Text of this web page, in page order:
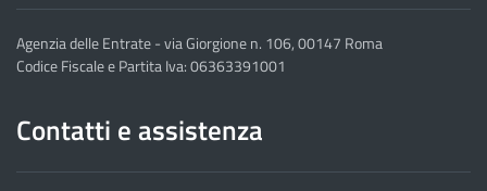
Agenzia delle Entrate - via Giorgione n. 106, 00147 Roma
Codice Fiscale e Partita Iva: 06363391001
Contatti e assistenza